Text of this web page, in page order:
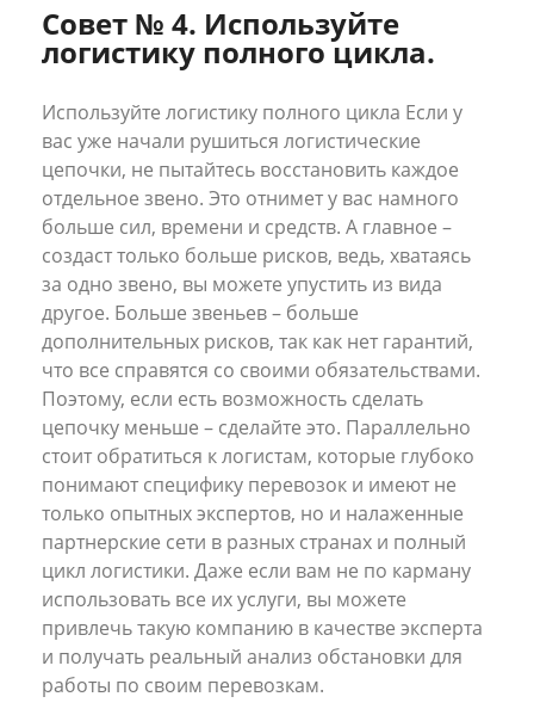
Совет № 4. Используйте
логистику полного цикла.
Используйте логистику полного цикла Если у
вас уже начали рушиться логистические
цепочки, не пытайтесь восстановить каждое
отдельное звено. Это отнимет у вас намного
больше сил, времени и средств. А главное –
создаст только больше рисков, ведь, хватаясь
за одно звено, вы можете упустить из вида
другое. Больше звеньев – больше
дополнительных рисков, так как нет гарантий,
что все справятся со своими обязательствами.
Поэтому, если есть возможность сделать
цепочку меньше – сделайте это. Параллельно
стоит обратиться к логистам, которые глубоко
понимают специфику перевозок и имеют не
только опытных экспертов, но и налаженные
партнерские сети в разных странах и полный
цикл логистики. Даже если вам не по карману
использовать все их услуги, вы можете
привлечь такую компанию в качестве эксперта
и получать реальный анализ обстановки для
работы по своим перевозкам.